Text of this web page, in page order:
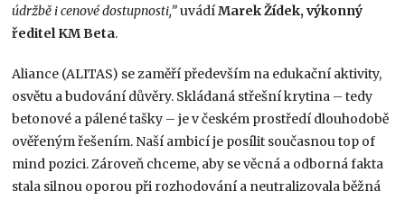
údržbě i cenové dostupnosti,”uvádíMarek Žídek, výkonný
ředitel KM Beta.
Aliance (ALITAS) se zaměří především na edukační aktivity,
osvětu a budování důvěry. Skládaná střešní krytina – tedy
betonové a pálené tašky – je v českém prostředí dlouhodobě
ověřeným řešením. Naší ambicí je posílit současnou top of
mind pozici. Zároveň chceme, aby se věcná a odborná fakta
stala silnou oporou při rozhodování a neutralizovala běžná